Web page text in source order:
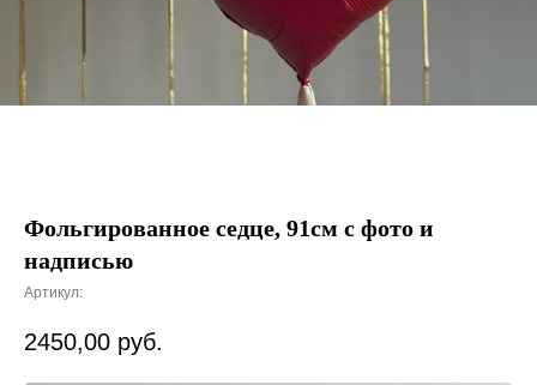
Фольгированное седце, 91см с фото и
надписью
Артикул:
2450,00 руб.